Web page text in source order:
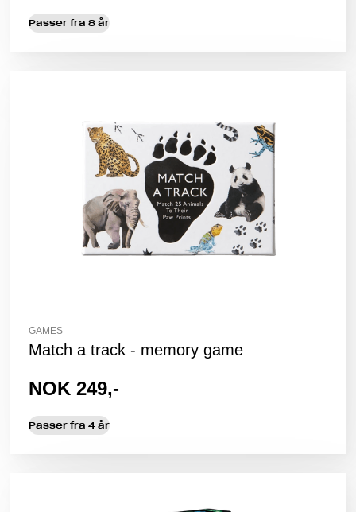
Passer fra 8 år
GAMES
Match a track - memory game
NOK 249,-
Passer fra 4 år